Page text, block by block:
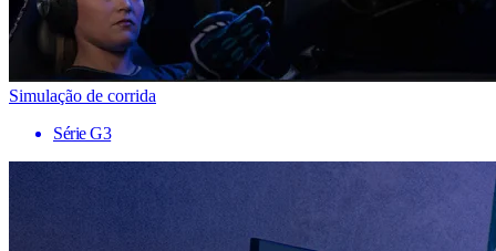
Simulação de corrida
Série G3